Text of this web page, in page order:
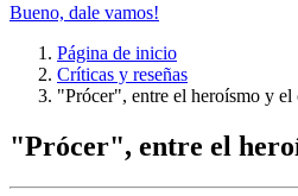
Bueno, dale vamos!
Página de inicio
Críticas y reseñas
"Prócer", entre el heroísmo y
"Prócer", entre el